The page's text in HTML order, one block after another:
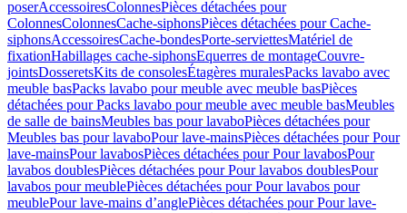
poserAccessoiresColonnesPièces détachées pour
ColonnesColonnesCache-siphonsPièces détachées pour Cache-
siphonsAccessoiresCache-bondesPorte-serviettesMatériel de
fixationHabillages cache-siphonsEquerres de montageCouvre-
jointsDosseretsKits de consolesÉtagères muralesPacks lavabo avec
meuble basPacks lavabo pour meuble avec meuble basPièces
détachées pour Packs lavabo pour meuble avec meuble basMeubles
de salle de bainsMeubles bas pour lavaboPièces détachées pour
Meubles bas pour lavaboPour lave-mainsPièces détachées pour Pour
lave-mainsPour lavabosPièces détachées pour Pour lavabosPour
lavabos doublesPièces détachées pour Pour lavabos doublesPour
lavabos pour meublePièces détachées pour Pour lavabos pour
meublePour lave-mains d’anglePièces détachées pour Pour lave-